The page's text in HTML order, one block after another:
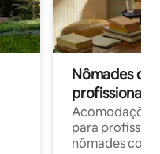
Nômades
profissionais
para
nômades com